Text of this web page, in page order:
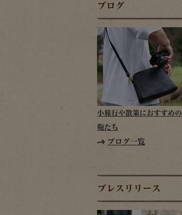
ブログ
小旅行や散策におすすめ
鞄たち
ブログ一覧
プレスリリース